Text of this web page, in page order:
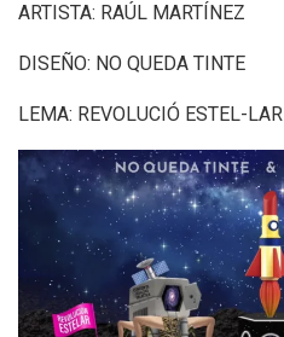
ARTISTA: RAÚL MARTÍNEZ
DISEÑO: NO QUEDA TINTE
LEMA: REVOLUCIÓ ESTEL-LAR